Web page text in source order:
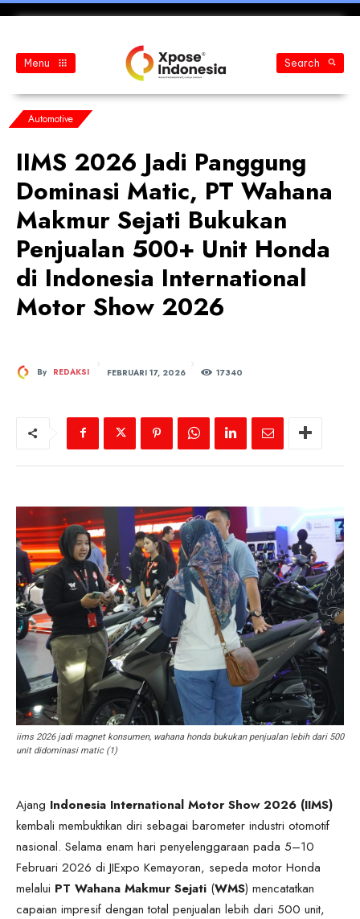
Menu Search
Automotive
IIMS 2026 Jadi Panggung
Dominasi Matic, PT Wahana
Makmur Sejati Bukukan
Penjualan 500+ Unit Honda
di Indonesia International
Motor Show 2026
By REDAKSI FEBRUARI 17, 2026 17340
iims 2026 jadi magnet konsumen, wahana honda bukukan penjualan lebih dari 500
unit didominasi matic (1)
Ajang Indonesia International Motor Show 2026 (IIMS)
kembali membuktikan diri sebagai barometer industri otomotif
nasional. Selama enam hari penyelenggaraan pada 5–10
Februari 2026 di JIExpo Kemayoran, sepeda motor Honda
melalui PT Wahana Makmur Sejati (WMS) mencatatkan
capaian impresif dengan total penjualan lebih dari 500 unit,